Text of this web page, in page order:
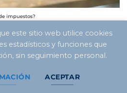
impuestos?
este sitio web utilice cookies
estadísticos y funciones que
sin seguimiento personal.
ACEPTAR